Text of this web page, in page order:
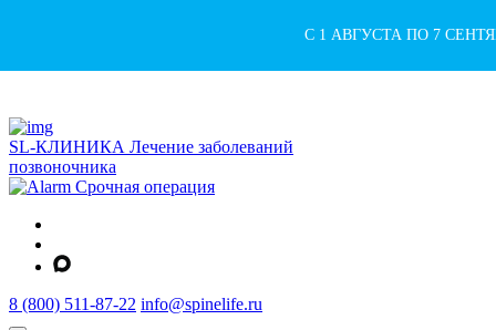
С 1 АВГУСТА ПО 7
SL-КЛИНИКА Лечение заболеваний
позвоночника
Срочная операция
8 (800) 511-87-22 info@spinelife.ru